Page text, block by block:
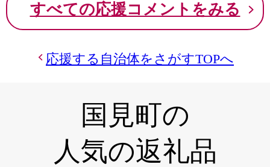
すべての応援コメントをみる
応援する自治体をさがすTOPへ
国見町の
人気の返礼品